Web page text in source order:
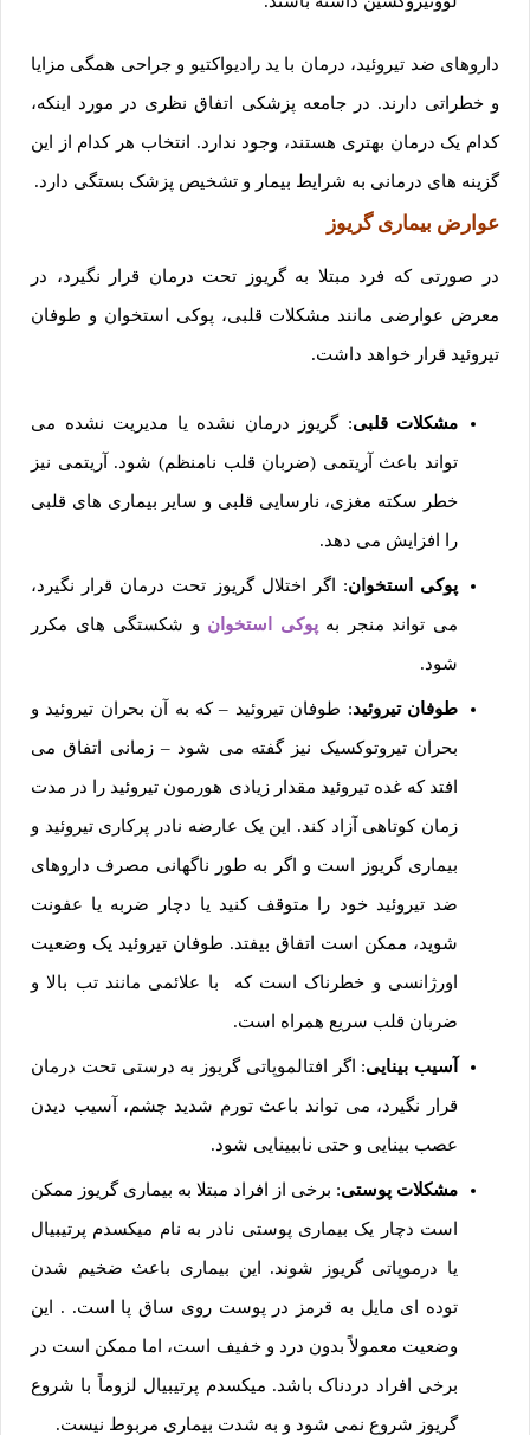
داروهای ضد تیروئید، درمان با ید رادیواکتیو و جراحی همگی مزایا
و خطراتی دارند. در جامعه پزشکی اتفاق نظری در مورد اینکه،
کدام یک درمان بهتری هستند، وجود ندارد. انتخاب هر کدام از این
گزینه های درمانی به شرایط بیمار و تشخیص پزشک بستگی دارد.
عوارض بیماری گریوز
در صورتی که فرد مبتلا به گریوز تحت درمان قرار نگیرد، در
معرض عوارضی مانند مشکلات قلبی، پوکی استخوان و طوفان
تیروئید قرار خواهد داشت.
مشکلات قلبی: گریوز درمان نشده یا مدیریت نشده می
تواند باعث آریتمی (ضربان قلب نامنظم) شود. آریتمی نیز
خطر سکته مغزی، نارسایی قلبی و سایر بیماری های قلبی
را افزایش می دهد.
پوکی استخوان: اگر اختلال گریوز تحت درمان قرار نگیرد،
می تواند منجر بهپوکی استخوان و شکستگی های مکرر
شود.
طوفان تیروئید: طوفان تیروئید – که به آن بحران تیروئید و
بحران تیروتوکسیک نیز گفته می شود – زمانی اتفاق می
افتد که غده تیروئید مقدار زیادی هورمون تیروئید را در مدت
زمان کوتاهی آزاد کند. این یک عارضه نادر پرکاری تیروئید و
بیماری گریوز است و اگر به طور ناگهانی مصرف داروهای
ضد تیروئید خود را متوقف کنید یا دچار ضربه یا عفونت
شوید، ممکن است اتفاق بیفتد. طوفان تیروئید یک وضعیت
اورژانسی و خطرناک است که با علائمی مانند تب بالا و
ضربان قلب سریع همراه است.
آسیب بینایی: اگر افتالموپاتی گریوز به درستی تحت درمان
قرار نگیرد، می تواند باعث تورم شدید چشم، آسیب دیدن
عصب بینایی و حتی ناببینایی شود.
مشکلات پوستی: برخی از افراد مبتلا به بیماری گریوز ممکن
است دچار یک بیماری پوستی نادر به نام میکسدم پرتیبیال
یا درموپاتی گریوز شوند. این بیماری باعث ضخیم شدن
توده ای مایل به قرمز در پوست روی ساق پا است. . این
وضعیت معمولاً بدون درد و خفیف است، اما ممکن است در
برخی افراد دردناک باشد. میکسدم پرتیبیال لزوماً با شروع
گریوز شروع نمی شود و به شدت بیماری مربوط نیست.